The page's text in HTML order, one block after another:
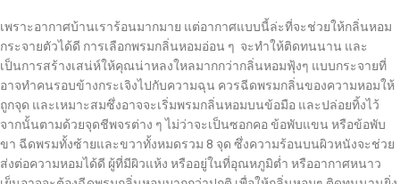
เพราะอากาศบ้านเราร้อนมากมาย แต่อากาศแบบนี้ล่ะที่จะช่วยให้กลิ่นหอม
กระจายตัวได้ดี การเลือกพรมกลิ่นหอมอ่อน ๆ จะทำให้ติดทนนาน และ
เป็นการสร้างเสน่ห์ให้คุณน่าหลงใหลมากกว่ากลิ่นหอมฟุ้งๆ แบบกระจายที่
อาจทำคนรอบข้างกระเจิงไปกับความฉุน ควรฉีดพรมกลิ่นของความหอมให้
ถูกจุด และเหมาะสมซึ่งอาจจะเริ่มพรมกลิ่นหอมบนข้อมือ และปล่อยทิ้งไว้
จากนั้นตามด้วยจุดชีพจรต่าง ๆ ไม่ว่าจะเป็นซอกคอ ข้อพับแขน หรือข้อพับ
ขา ฉีดพรมทั้งซ้ายและขวาทั้งหมดรวม 8 จุด ซึ่งความร้อนบนผิวหนังจะช่วย
ส่งต่อความหอมได้ดี ผู้ที่มีผิวแห้ง หรืออยู่ในที่อุณหภูมิต่ำ หรืออากาศหนาว